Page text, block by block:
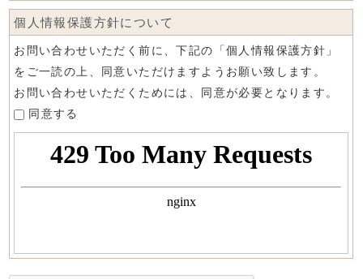
個人情報保護方針について
お問い合わせいただく前に、下記の「個人情報保護方針」
をご一読の上、同意いただけますようお願い致します。
お問い合わせいただくためには、同意が必要となります。
同意する